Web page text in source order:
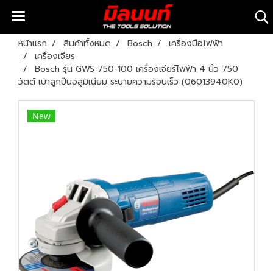
หน้าแรก สินค้าทั้งหมด Bosch
เครื่องมือไฟฟ้า
เครื่องเจียร
Bosch รุ่น GWS 750-100 เครื่องเจียร์ไฟฟ้า 4 นิ้ว 750
วัตต์ เบ้าลูกปืนอลูมิเนียม ระบายความร้อนเร็ว (06013940K0)
New